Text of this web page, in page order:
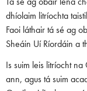
dhíolaim litríochta
Faoi láthair tá sé ag
Sheáin Uí Ríordáin a
Is suim leis litríocht
ann, agus tá suim